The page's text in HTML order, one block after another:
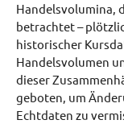
Handelsvolumina,
betrachtet –
historischer
Handelsvolumen
dieser
geboten, um
Echtdaten zu